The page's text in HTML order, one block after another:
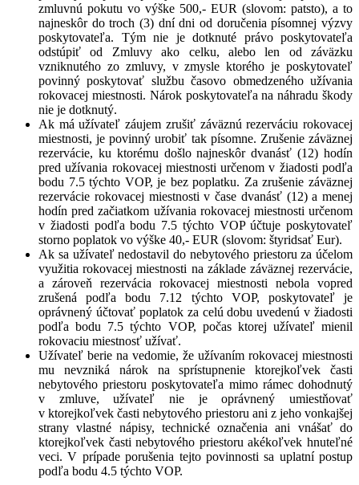
zmluvnú pokutu vo výške 500,- EUR (slovom: patsto), a to
najneskôr do troch (3) dní dni od doručenia písomnej výzvy
poskytovateľa. Tým nie je dotknuté právo poskytovateľa
odstúpiť od Zmluvy ako celku, alebo len od záväzku
vzniknutého zo zmluvy, v zmysle ktorého je poskytovateľ
povinný poskytovať službu časovo obmedzeného užívania
rokovacej miestnosti. Nárok poskytovateľa na náhradu škody
nie je dotknutý.
Ak má užívateľ záujem zrušiť záväznú rezerváciu rokovacej
miestnosti, je povinný urobiť tak písomne. Zrušenie záväznej
rezervácie, ku ktorému došlo najneskôr dvanásť (12) hodín
pred užívania rokovacej miestnosti určenom v žiadosti podľa
bodu 7.5 týchto VOP, je bez poplatku. Za zrušenie záväznej
rezervácie rokovacej miestnosti v čase dvanásť (12) a menej
hodín pred začiatkom užívania rokovacej miestnosti určenom
v žiadosti podľa bodu 7.5 týchto VOP účtuje poskytovateľ
storno poplatok vo výške 40,- EUR (slovom: štyridsať Eur).
Ak sa užívateľ nedostavil do nebytového priestoru za účelom
využitia rokovacej miestnosti na základe záväznej rezervácie,
a zároveň rezervácia rokovacej miestnosti nebola vopred
zrušená podľa bodu 7.12 týchto VOP, poskytovateľ je
oprávnený účtovať poplatok za celú dobu uvedenú v žiadosti
podľa bodu 7.5 týchto VOP, počas ktorej užívateľ mienil
rokovaciu miestnosť užívať.
Užívateľ berie na vedomie, že užívaním rokovacej miestnosti
mu nevzniká nárok na sprístupnenie ktorejkoľvek časti
nebytového priestoru poskytovateľa mimo rámec dohodnutý
v zmluve, užívateľ nie je oprávnený umiestňovať
v ktorejkoľvek časti nebytového priestoru ani z jeho vonkajšej
strany vlastné nápisy, technické označenia ani vnášať do
ktorejkoľvek časti nebytového priestoru akékoľvek hnuteľné
veci. V prípade porušenia tejto povinnosti sa uplatní postup
podľa bodu 4.5 týchto VOP.